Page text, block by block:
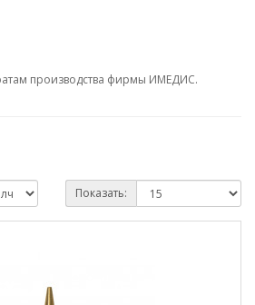
производства фирмы ИМЕДИС.
Показать: